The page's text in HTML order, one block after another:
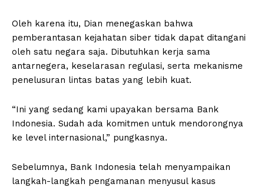
Oleh karena itu, Dian menegaskan bahwa
pemberantasan kejahatan siber tidak dapat ditangani
oleh satu negara saja. Dibutuhkan kerja sama
antarnegera, keselarasan regulasi, serta mekanisme
penelusuran lintas batas yang lebih kuat.
“Ini yang sedang kami upayakan bersama Bank
Indonesia. Sudah ada komitmen untuk mendorongnya
ke level internasional,” pungkasnya.
Sebelumnya, Bank Indonesia telah menyampaikan
langkah-langkah pengamanan menyusul kasus